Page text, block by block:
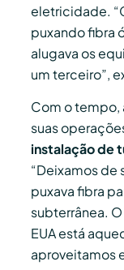
eletricidade.
puxando fibra
alugava os
um terceiro”,
Com o tempo,
suas
instalação de
“Deixamos de
puxava fibra
subterrânea.
EUA está
aproveitamos